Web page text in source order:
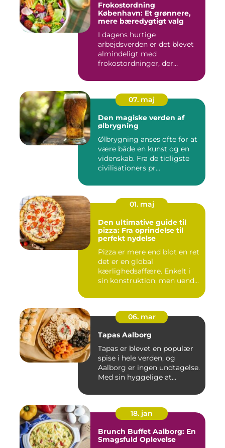
Frokostordning
København: Et grønnere,
mere bæredygtigt valg
I dagens hurtige
arbejdsverden er det blevet
almindeligt med
frokostordninger, der
07. maj
Den magiske verden af
ølbrygning
Ølbrygning anses ofte for at
være både en kunst og en
videnskab. Fra de tidligste
civilisationers pr...
01. maj
Den ultimative guide til
pizza: Fra oprindelse til
perfekt nydelse
Pizza er mere end blot en ret
det er en global
kærlighedsaffære. Enkelt i
sin konstruktion, men uend...
06. mar
Tapas Aalborg
Tapas er blevet en populær
spise i hele verden, og
Aalborg er ingen undtagelse.
Med sin hyggelige at...
18. jan
Brunch Buffet Aalborg: En
Smagsfuld Oplevelse